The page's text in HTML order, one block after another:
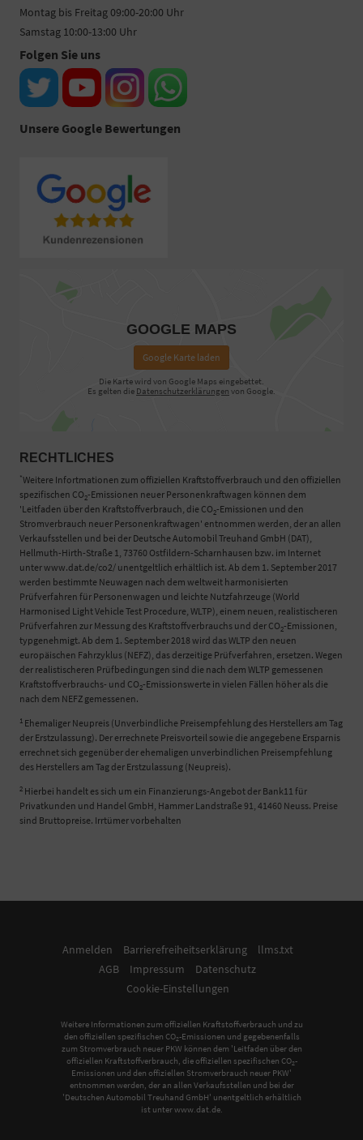
Montag bis Freitag 09:00-20:00 Uhr
Samstag 10:00-13:00 Uhr
Folgen Sie uns
Unsere Google Bewertungen
GOOGLE MAPS
Google Karte laden
Die Karte wird von Google Maps eingebettet.
Es gelten die Datenschutzerklärungen von Google.
RECHTLICHES
*Weitere Infortmationen zum offiziellen Kraftstoffverbrauch und den offiziellen
spezifischen CO2-Emissionen neuer Personenkraftwagen können dem
'Leitfaden über den Kraftstoffverbrauch, die CO2-Emissionen und den
Stromverbrauch neuer Personenkraftwagen' entnommen werden, der an allen
Verkaufsstellen und bei der Deutsche Automobil Treuhand GmbH (DAT),
Hellmuth-Hirth-Straße 1, 73760 Ostfildern-Scharnhausen bzw. im Internet
unter www.dat.de/co2/ unentgeltlich erhältlich ist. Ab dem 1. September 2017
werden bestimmte Neuwagen nach dem weltweit harmonisierten
Prüfverfahren für Personenwagen und leichte Nutzfahrzeuge (World
Harmonised Light Vehicle Test Procedure, WLTP), einem neuen, realistischeren
Prüfverfahren zur Messung des Kraftstoffverbrauchs und der CO2-Emissionen,
typgenehmigt. Ab dem 1. September 2018 wird das WLTP den neuen
europäischen Fahrzyklus (NEFZ), das derzeitige Prüfverfahren, ersetzen. Wegen
der realistischeren Prüfbedingungen sind die nach dem WLTP gemessenen
Kraftstoffverbrauchs- und CO2-Emissionswerte in vielen Fällen höher als die
nach dem NEFZ gemessenen.
1 Ehemaliger Neupreis (Unverbindliche Preisempfehlung des Herstellers am Tag
der Erstzulassung). Der errechnete Preisvorteil sowie die angegebene Ersparnis
errechnet sich gegenüber der ehemaligen unverbindlichen Preisempfehlung
des Herstellers am Tag der Erstzulassung (Neupreis).
2 Hierbei handelt es sich um ein Finanzierungs-Angebot der Bank11 für
Privatkunden und Handel GmbH, Hammer Landstraße 91, 41460 Neuss. Preise
sind Bruttopreise. Irrtümer vorbehalten
Anmelden Barrierefreiheitserklärung
llms.txt
AGB
Impressum
Datenschutz
Cookie-Einstellungen
Weitere Informationen zum offiziellen Kraftstoffverbrauch und zu
den offiziellen spezifischen CO2-Emissionen und gegebenenfalls
zum Stromverbrauch neuer PKW können dem 'Leitfaden über den
offiziellen Kraftstoffverbrauch, die offiziellen spezifischen CO2-
Emissionen und den offiziellen Stromverbrauch neuer PKW'
entnommen werden, der an allen Verkaufsstellen und bei der
'Deutschen Automobil Treuhand GmbH' unentgeltlich erhältlich
ist unter www.dat.de.